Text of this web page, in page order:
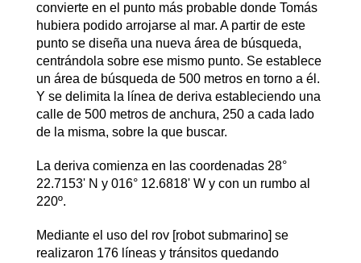
convierte en el punto más probable donde Tomás
hubiera podido arrojarse al mar. A partir de este
punto se diseña una nueva área de búsqueda,
centrándola sobre ese mismo punto. Se establece
un área de búsqueda de 500 metros en torno a él.
Y se delimita la línea de deriva estableciendo una
calle de 500 metros de anchura, 250 a cada lado
de la misma, sobre la que buscar.
La deriva comienza en las coordenadas 28°
22.7153' N y 016° 12.6818' W y con un rumbo al
220º.
Mediante el uso del rov [robot submarino] se
realizaron 176 líneas y tránsitos quedando